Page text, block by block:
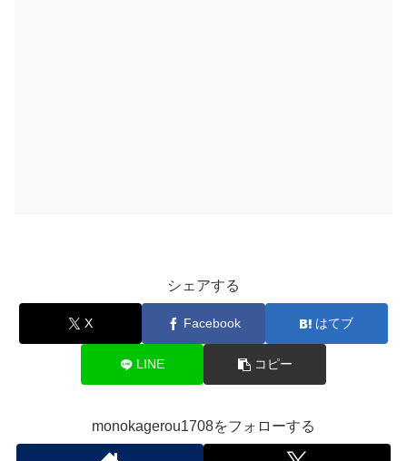
シェアする
X Facebook はてブ
LINE コピー
monokagerou1708をフォローする